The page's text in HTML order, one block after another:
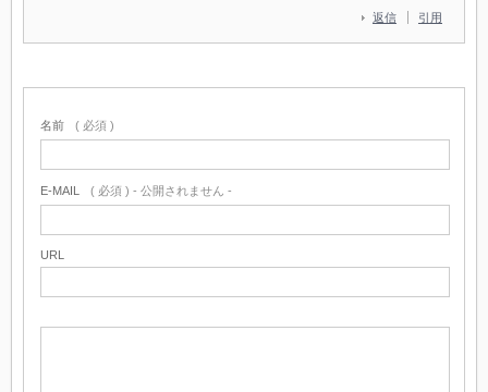
返信 引用
名前 ( 必須 )
E-MAIL ( 必須 ) - 公開されません -
URL